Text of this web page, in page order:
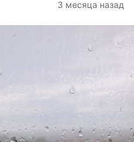
3 месяца назад